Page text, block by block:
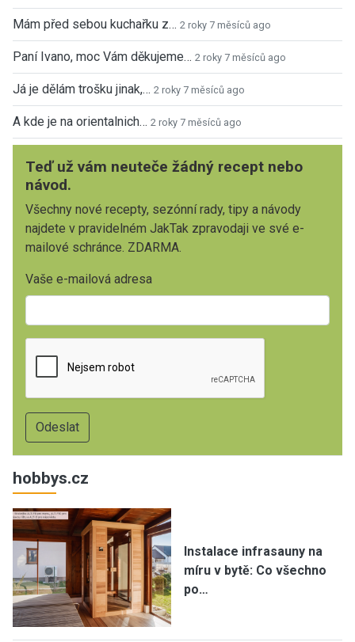
Mám před sebou kuchařku z… 2 roky 7 měsíců ago
Paní Ivano, moc Vám děkujeme… 2 roky 7 měsíců ago
Já je dělám trošku jinak,… 2 roky 7 měsíců ago
A kde je na orientalnich… 2 roky 7 měsíců ago
Teď už vám neuteče žádný recept nebo
návod.
Všechny nové recepty, sezónní rady, tipy a návody
najdete v pravidelném JakTak zpravodaji ve své e-
mailové schránce. ZDARMA.
Vaše e-mailová adresa
hobbys.cz
Instalace infrasauny na
míru v bytě: Co všechno
po…